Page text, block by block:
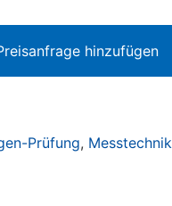
hinzufügen
Prüfung, Messtechnik